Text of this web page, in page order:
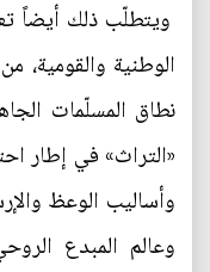
ويتطلّب ذلك أيضاً
الوطنية
نطاق المسلّمات
«التراث» في إطار
وأساليب الوعظ
وعالم المبدع